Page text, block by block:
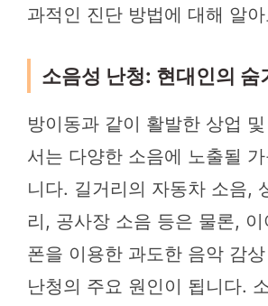
과적인 진단 방법에 대해 알
소음성 난청: 현대인의 숨
방이동과 같이 활발한 상업
서는 다양한 소음에 노출될
니다. 길거리의 자동차 소음,
리, 공사장 소음 등은 물론,
폰을 이용한 과도한 음악 감
난청의 주요 원인이 됩니다.